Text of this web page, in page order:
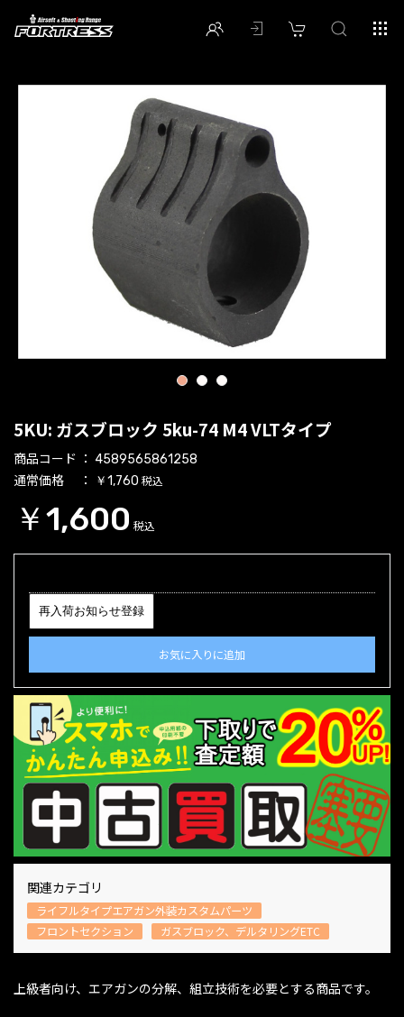
1 2 3
5KU: ガスブロック 5ku-74 M4 VLTタイプ
商品コード 4589565861258
通常価格 ￥1,760 税込
￥1,600 税込
再入荷お知らせ登録
お気に入りに追加
関連カテゴリ
ライフルタイプエアガン外装カスタムパーツ
フロントセクション
ガスブロック、デルタリングETC
上級者向け、エアガンの分解、組立技術を必要とする商品です。